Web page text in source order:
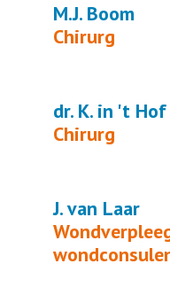
M.J. Boom
Chirurg
dr. K. in 't Hof
Chirurg
J. van Laar